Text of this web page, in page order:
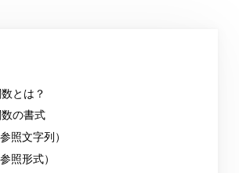
とは？
の書式
照文字列）
照形式）